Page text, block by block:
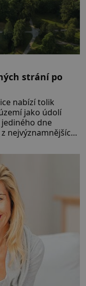
strání po
nabízí tolik
jako údolí
jediného dne
nejvýznamnějších
zakončit
nebo v